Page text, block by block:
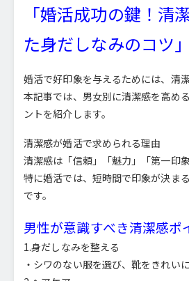
「婚活成功の鍵！清
た身だしなみのコツ」
婚活で好印象を与えるためには、清
本記事では、男女別に清潔感を高め
ントを紹介します。
清潔感が婚活で求められる理由
清潔感は「信頼」「魅力」「第一印
特に婚活では、短時間で印象が決ま
です。
男性が意識すべき清潔感ポ
1.身だしなみを整える
・シワのない服を選び、靴をきれいに